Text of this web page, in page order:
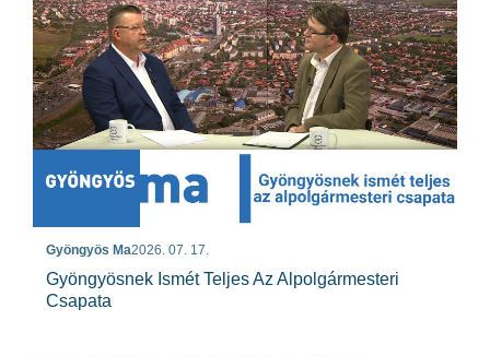
Gyöngyös Ma2026. 07. 17.
Gyöngyösnek Ismét Teljes Az Alpolgármesteri
Csapata